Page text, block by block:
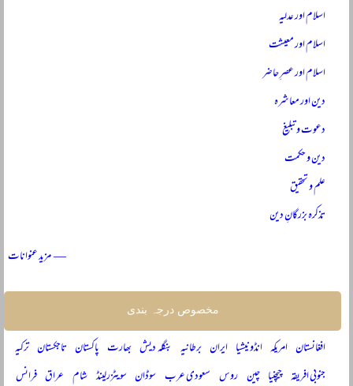
اسلام اور عدلیہ
اسلام اور معیشت
اسلام اور عصرِ حاضر
دین اور معاشرہ
دعوت و تبلیغ
دین و حکمت
علم و تحقیق
تذکرہ بزرگانِ دین
— مزید عنوانات
مخصوص درجہ بندی
افغانستان امریکہ انڈونیشیا ایران برطانیہ بنگلہ دیش بھارت پاکستان تاجکستان ترکیہ
جنوبی افریقہ چیچنیا چین روس سعودی عرب سوڈان سویٹزرلینڈ شام عراق فرانس